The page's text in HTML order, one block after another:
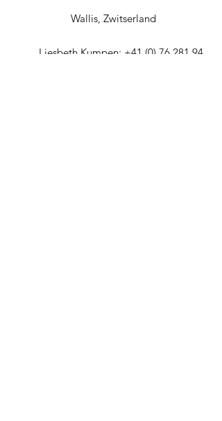
Wallis, Zwitserland
Liesbeth Kumpen: +41 (0) 76 281 94